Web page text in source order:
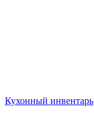
Кухонный инвентарь